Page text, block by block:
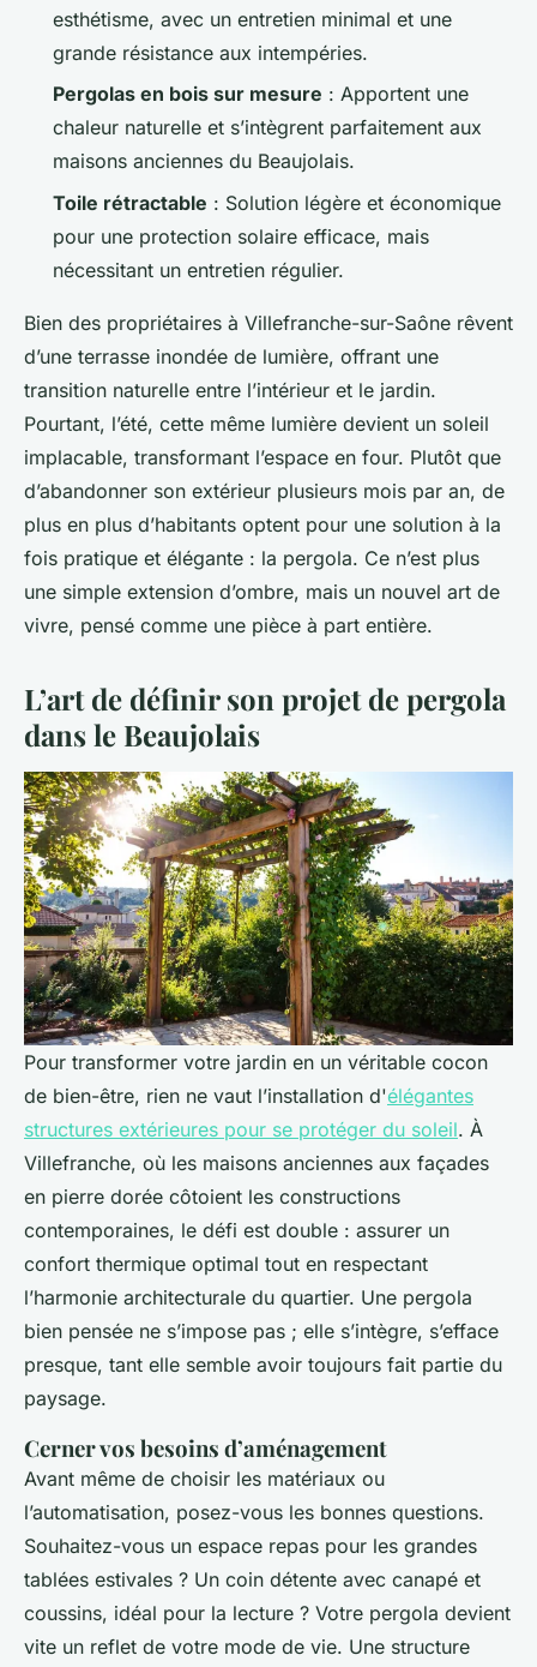
esthétisme, avec un entretien minimal et une
grande résistance aux intempéries.
Pergolas en bois sur mesure : Apportent une
chaleur naturelle et s’intègrent parfaitement aux
maisons anciennes du Beaujolais.
Toile rétractable : Solution légère et économique
pour une protection solaire efficace, mais
nécessitant un entretien régulier.
Bien des propriétaires à Villefranche-sur-Saône rêvent
d’une terrasse inondée de lumière, offrant une
transition naturelle entre l’intérieur et le jardin.
Pourtant, l’été, cette même lumière devient un soleil
implacable, transformant l’espace en four. Plutôt que
d’abandonner son extérieur plusieurs mois par an, de
plus en plus d’habitants optent pour une solution à la
fois pratique et élégante : la pergola. Ce n’est plus
une simple extension d’ombre, mais un nouvel art de
vivre, pensé comme une pièce à part entière.
L’art de définir son projet de pergola
dans le Beaujolais
Pour transformer votre jardin en un véritable cocon
de bien-être, rien ne vaut l’installation d'élégantes
structures extérieures pour se protéger du soleil. À
Villefranche, où les maisons anciennes aux façades
en pierre dorée côtoient les constructions
contemporaines, le défi est double : assurer un
confort thermique optimal tout en respectant
l’harmonie architecturale du quartier. Une pergola
bien pensée ne s’impose pas ; elle s’intègre, s’efface
presque, tant elle semble avoir toujours fait partie du
paysage.
Cerner vos besoins d’aménagement
Avant même de choisir les matériaux ou
l’automatisation, posez-vous les bonnes questions.
Souhaitez-vous un espace repas pour les grandes
tablées estivales ? Un coin détente avec canapé et
coussins, idéal pour la lecture ? Votre pergola devient
vite un reflet de votre mode de vie. Une structure